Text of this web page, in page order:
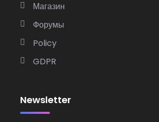
Магазин
Форумы
Policy
GDPR
Newsletter